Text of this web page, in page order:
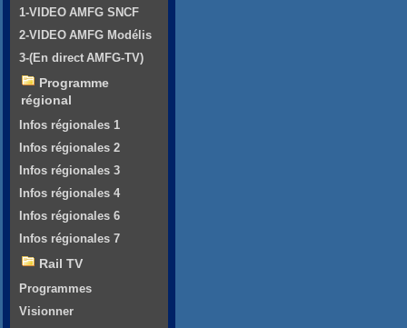
1-VIDEO AMFG SNCF
2-VIDEO AMFG Modélis
3-(En direct AMFG-TV)
Programme
régional
Infos régionales 1
Infos régionales 2
Infos régionales 3
Infos régionales 4
Infos régionales 6
Infos régionales 7
Rail TV
Programmes
Visionner